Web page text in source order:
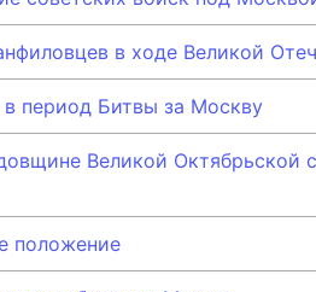
в ходе Великой
период Битвы за Москву
Великой Октябрьской
положение